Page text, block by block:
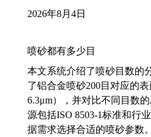
2026年8月4日
喷砂都有多少目
本文系统介绍了喷砂目数的
了铝合金喷砂200目对应的
6.3μm），并对比不同目数
源包括ISO 8503-1标准和行
据需求选择合适的喷砂参数。